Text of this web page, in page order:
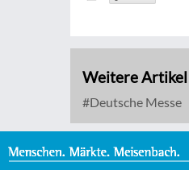
Weitere Artikel
Deutsche Messe